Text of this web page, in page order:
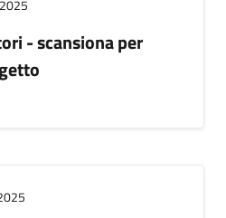
- scansiona per